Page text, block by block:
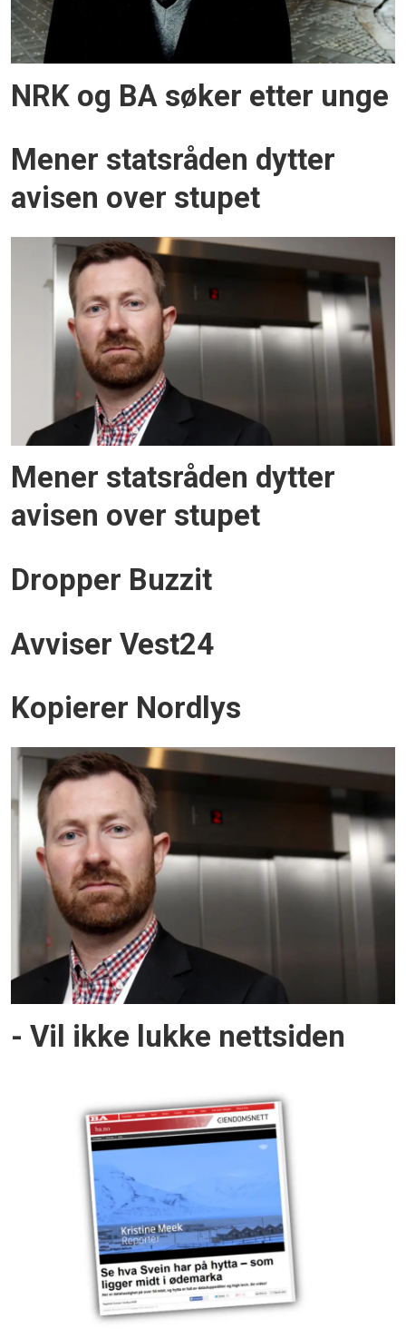
NRK og BA søker etter unge
Mener statsråden dytter
avisen over stupet
Mener statsråden dytter
avisen over stupet
Dropper Buzzit
Avviser Vest24
Kopierer Nordlys
- Vil ikke lukke nettsiden